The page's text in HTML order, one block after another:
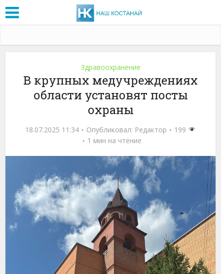
Здравоохранение
В крупных медучреждениях
области установят посты
охраны
18.07.2025 11:34 Опубликовал: Редактор
199
1 мин на чтение